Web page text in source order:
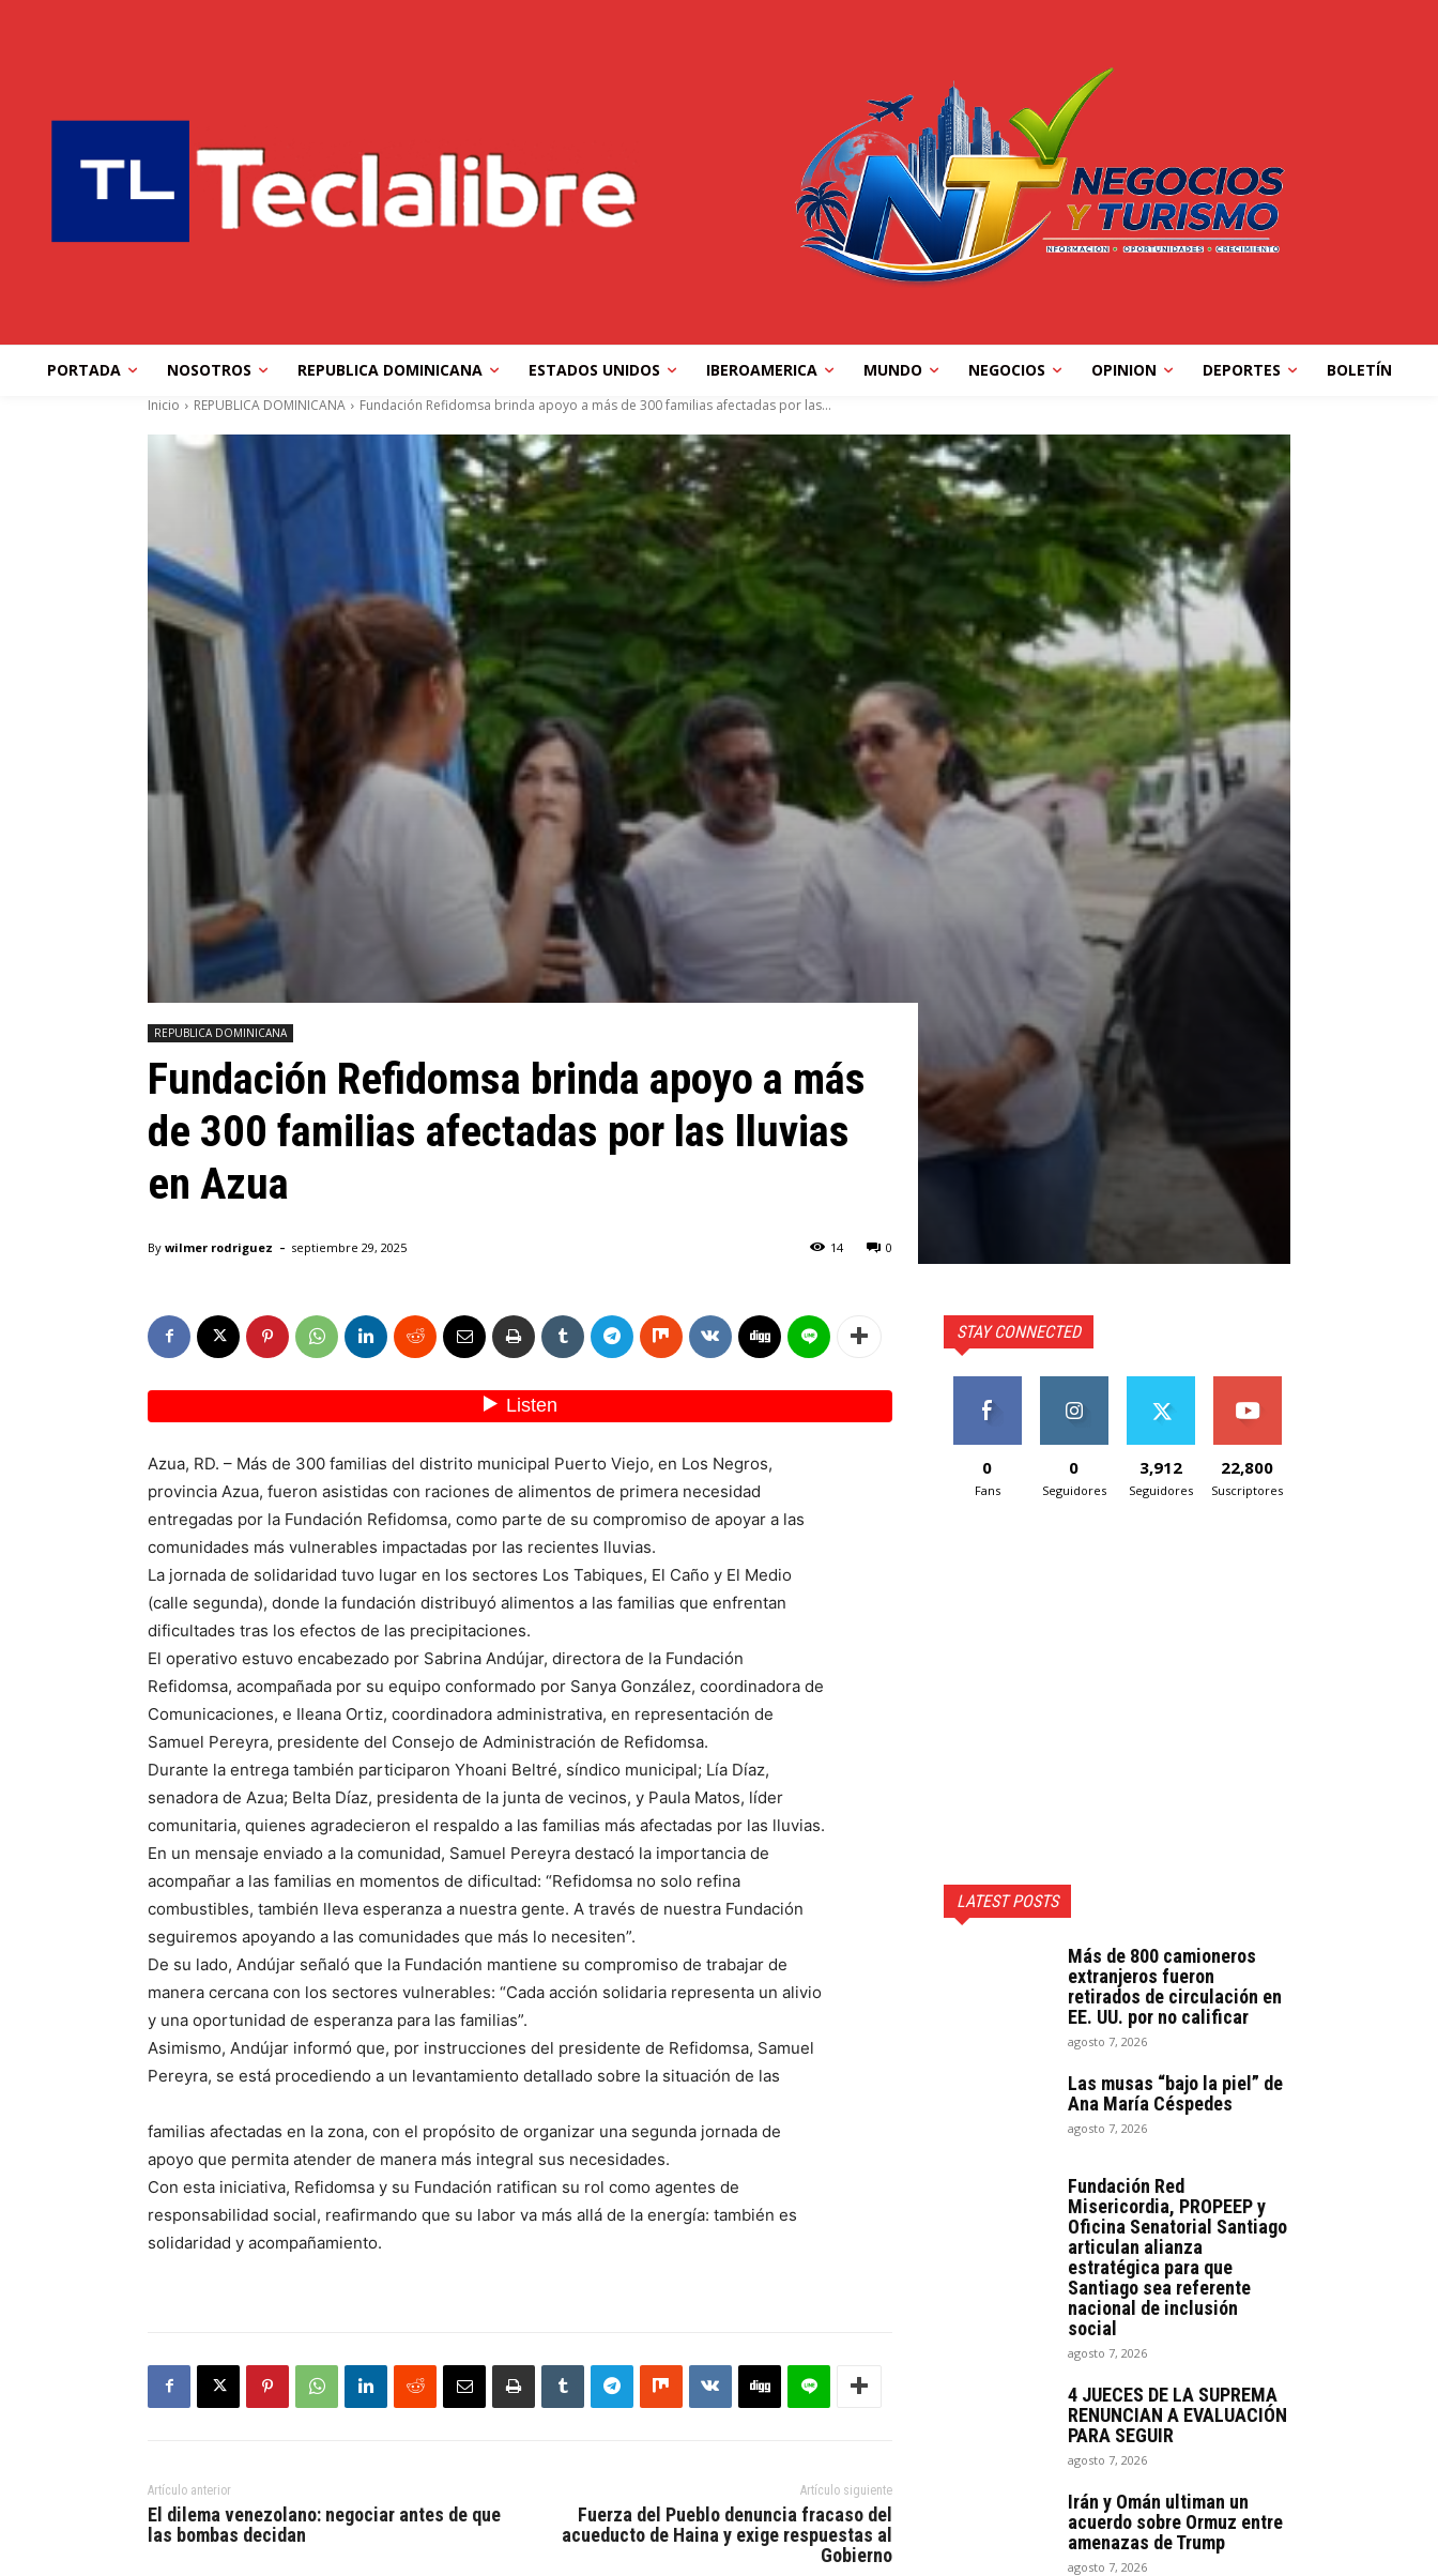
PORTADA NOSOTROS REPUBLICA DOMINICANA ESTADOS UNIDOS IBEROAMERICA MUNDO NEGOCIOS OPINION DEPORTES BOLETÍN
Inicio REPUBLICA DOMINICANA Fundación Refidomsa brinda apoyo a más de 300 familias afectadas por las...
REPUBLICA DOMINICANA
Fundación Refidomsa brinda apoyo a más
de 300 familias afectadas por las lluvias
en Azua
By wilmer rodriguez - septiembre 29, 2025 0
14
Azua, RD. – Más de 300 familias del distrito municipal Puerto Viejo, en Los Negros,
provincia Azua, fueron asistidas con raciones de alimentos de primera necesidad
entregadas por la Fundación Refidomsa, como parte de su compromiso de apoyar a las
comunidades más vulnerables impactadas por las recientes lluvias.
La jornada de solidaridad tuvo lugar en los sectores Los Tabiques, El Caño y El Medio
(calle segunda), donde la fundación distribuyó alimentos a las familias que enfrentan
dificultades tras los efectos de las precipitaciones.
El operativo estuvo encabezado por Sabrina Andújar, directora de la Fundación
Refidomsa, acompañada por su equipo conformado por Sanya González, coordinadora de
Comunicaciones, e Ileana Ortiz, coordinadora administrativa, en representación de
Samuel Pereyra, presidente del Consejo de Administración de Refidomsa.
Durante la entrega también participaron Yhoani Beltré, síndico municipal; Lía Díaz,
senadora de Azua; Belta Díaz, presidenta de la junta de vecinos, y Paula Matos, líder
comunitaria, quienes agradecieron el respaldo a las familias más afectadas por las lluvias.
En un mensaje enviado a la comunidad, Samuel Pereyra destacó la importancia de
acompañar a las familias en momentos de dificultad: “Refidomsa no solo refina
combustibles, también lleva esperanza a nuestra gente. A través de nuestra Fundación
seguiremos apoyando a las comunidades que más lo necesiten”.
De su lado, Andújar señaló que la Fundación mantiene su compromiso de trabajar de
manera cercana con los sectores vulnerables: “Cada acción solidaria representa un alivio
y una oportunidad de esperanza para las familias”.
Asimismo, Andújar informó que, por instrucciones del presidente de Refidomsa, Samuel
Pereyra, se está procediendo a un levantamiento detallado sobre la situación de las
familias afectadas en la zona, con el propósito de organizar una segunda jornada de
apoyo que permita atender de manera más integral sus necesidades.
Con esta iniciativa, Refidomsa y su Fundación ratifican su rol como agentes de
responsabilidad social, reafirmando que su labor va más allá de la energía: también es
solidaridad y acompañamiento.
Artículo anterior
El dilema venezolano: negociar antes de que
las bombas decidan
Artículo siguiente
Fuerza del Pueblo denuncia fracaso del
acueducto de Haina y exige respuestas al
Gobierno
STAY CONNECTED
0
Fans
0
Seguidores
3,912
Seguidores
22,800
Suscriptores
LATEST POSTS
Más de 800 camioneros
extranjeros fueron
retirados de circulación en
EE. UU. por no calificar
agosto 7, 2026
Las musas “bajo la piel” de
Ana María Céspedes
agosto 7, 2026
Fundación Red
Misericordia, PROPEEP y
Oficina Senatorial Santiago
articulan alianza
estratégica para que
Santiago sea referente
nacional de inclusión
social
agosto 7, 2026
4 JUECES DE LA SUPREMA
RENUNCIAN A EVALUACIÓN
PARA SEGUIR
agosto 7, 2026
Irán y Omán ultiman un
acuerdo sobre Ormuz entre
amenazas de Trump
agosto 7, 2026